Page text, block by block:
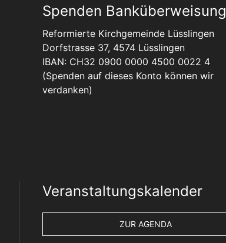
Spenden Banküberweisung
Reformierte Kirchgemeinde Lüsslingen
Dorfstrasse 37, 4574 Lüsslingen
IBAN: CH32 0900 0000 4500 0022 4
(Spenden auf dieses Konto können wir
verdanken)
Veranstaltungskalender
ZUR AGENDA